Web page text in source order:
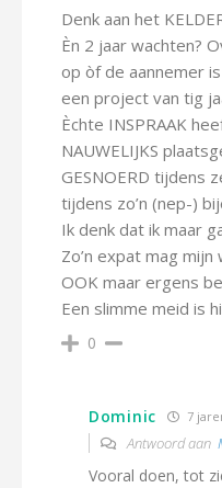
Denk aan het
Èn 2 jaar wachten?
op òf de aannemer
een project van tig
Èchte INSPRAAK
NAUWELIJKS
GESNOERD tijdens
tijdens zo’n (nep-)
Ik denk dat ik maar
Zo’n expat mag
OOK maar ergens
Een slimme meid is
0
Dominic 7
Antwoord aan
Vooral doen, tot